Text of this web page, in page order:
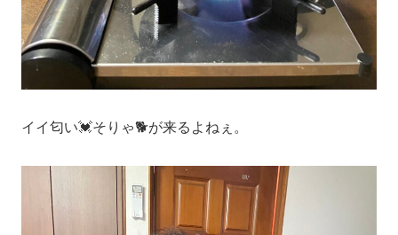
イイ匂い💓そりゃ🐕が来るよねぇ。